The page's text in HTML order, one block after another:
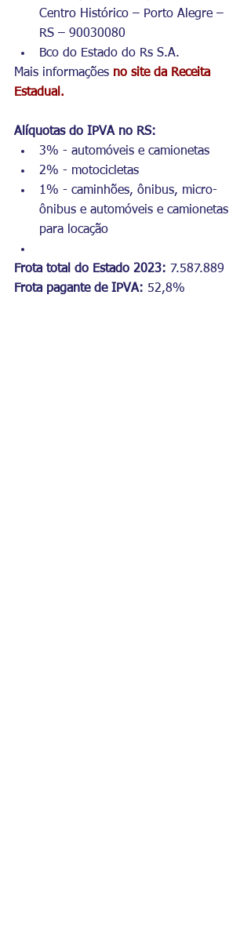
Centro Histórico – Porto Alegre –
RS – 90030080
Bco do Estado do Rs S.A.
Mais informações no site da Receita
Estadual.
Alíquotas do IPVA no RS:
3% - automóveis e camionetas
2% - motocicletas
1% - caminhões, ônibus, micro-
ônibus e automóveis e camionetas
para locação
Frota total do Estado 2023: 7.587.889
Frota pagante de IPVA: 52,8%